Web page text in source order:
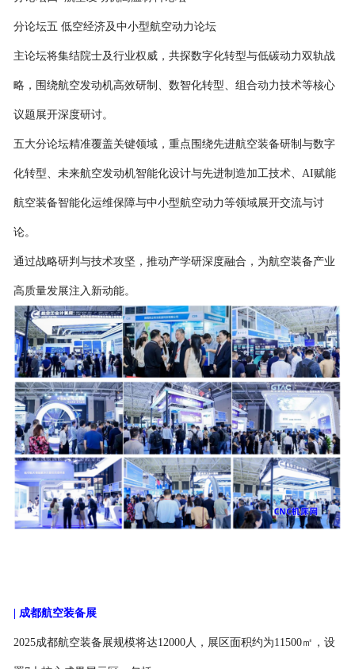
分论坛五 低空经济及中小型航空动力论坛
主论坛将集结院士及行业权威，共探数字化转型与低碳动力双轨战
略，围绕航空发动机高效研制、数智化转型、组合动力技术等核心
议题展开深度研讨。
五大分论坛精准覆盖关键领域，重点围绕先进航空装备研制与数字
化转型、未来航空发动机智能化设计与先进制造加工技术、 AI赋能
航空装备智能化运维保障与中小型航空动力等领域展开交流与讨
论。
通过战略研判与技术攻坚，推动产学研深度融合，为航空装备产业
高质量发展注入新动能。
| 成都航空装备展
2025成都航空装备展规模将达12000人，展区面积约为11500㎡，设